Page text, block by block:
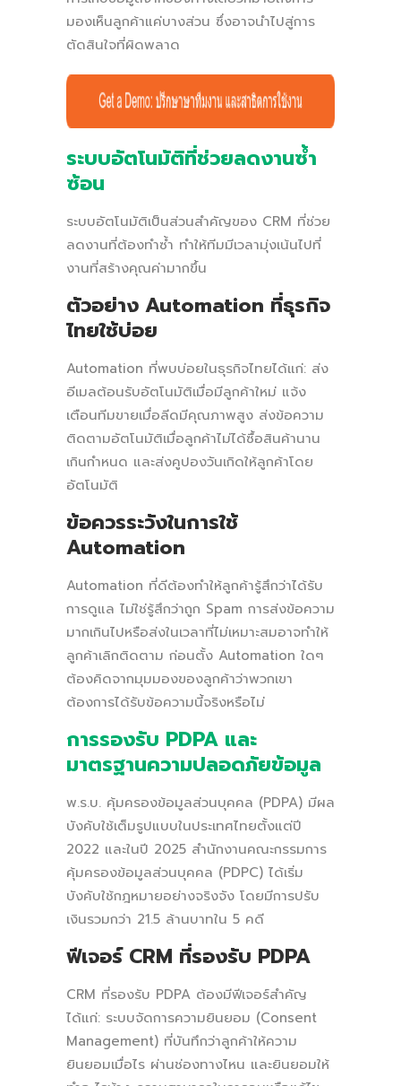
มองเห็นลูกค้าแค่บางส่วน ซึ่งอาจนำไปสู่การ
ตัดสินใจที่ผิดพลาด
ระบบอัตโนมัติที่ช่วยลดงานซ้ำ
ซ้อน
ระบบอัตโนมัติเป็นส่วนสำคัญของ CRM ที่ช่วย
ลดงานที่ต้องทำซ้ำ ทำให้ทีมมีเวลามุ่งเน้นไปที่
งานที่สร้างคุณค่ามากขึ้น
ตัวอย่าง Automation ที่ธุรกิจ
ไทยใช้บ่อย
Automation ที่พบบ่อยในธุรกิจไทยได้แก่: ส่ง
อีเมลต้อนรับอัตโนมัติเมื่อมีลูกค้าใหม่ แจ้ง
เตือนทีมขายเมื่อลีดมีคุณภาพสูง ส่งข้อความ
ติดตามอัตโนมัติเมื่อลูกค้าไม่ได้ซื้อสินค้านาน
เกินกำหนด และส่งคูปองวันเกิดให้ลูกค้าโดย
อัตโนมัติ
ข้อควรระวังในการใช้
Automation
Automation ที่ดีต้องทำให้ลูกค้ารู้สึกว่าได้รับ
การดูแล ไม่ใช่รู้สึกว่าถูก Spam การส่งข้อความ
มากเกินไปหรือส่งในเวลาที่ไม่เหมาะสมอาจทำให้
ลูกค้าเลิกติดตาม ก่อนตั้ง Automation ใดๆ
ต้องคิดจากมุมมองของลูกค้าว่าพวกเขา
ต้องการได้รับข้อความนี้จริงหรือไม่
การรองรับ PDPA และ
มาตรฐานความปลอดภัยข้อมูล
พ.ร.บ. คุ้มครองข้อมูลส่วนบุคคล (PDPA) มีผล
บังคับใช้เต็มรูปแบบในประเทศไทยตั้งแต่ปี
2022 และในปี 2025 สำนักงานคณะกรรมการ
คุ้มครองข้อมูลส่วนบุคคล (PDPC) ได้เริ่ม
บังคับใช้กฎหมายอย่างจริงจัง โดยมีการปรับ
เงินรวมกว่า 21.5 ล้านบาทใน 5 คดี
ฟีเจอร์ CRM ที่รองรับ PDPA
CRM ที่รองรับ PDPA ต้องมีฟีเจอร์สำคัญ
ได้แก่: ระบบจัดการความยินยอม (Consent
Management) ที่บันทึกว่าลูกค้าให้ความ
ยินยอมเมื่อไร ผ่านช่องทางไหน และยินยอมให้